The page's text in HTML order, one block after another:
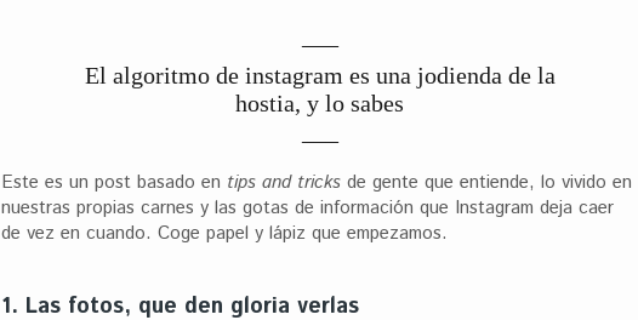
El algoritmo de instagram es una jodienda de la
hostia, y lo sabes
Este es un post basado en tips and tricks de gente que entiende, lo vivido en
nuestras propias carnes y las gotas de información que Instagram deja caer
de vez en cuando. Coge papel y lápiz que empezamos.
1. Las fotos, que den gloria verlas